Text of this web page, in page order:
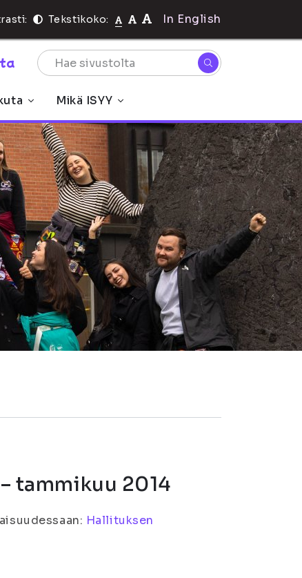
Tekstikoko: In English
Mikä ISYY
tammikuu 2014
Hallituksen